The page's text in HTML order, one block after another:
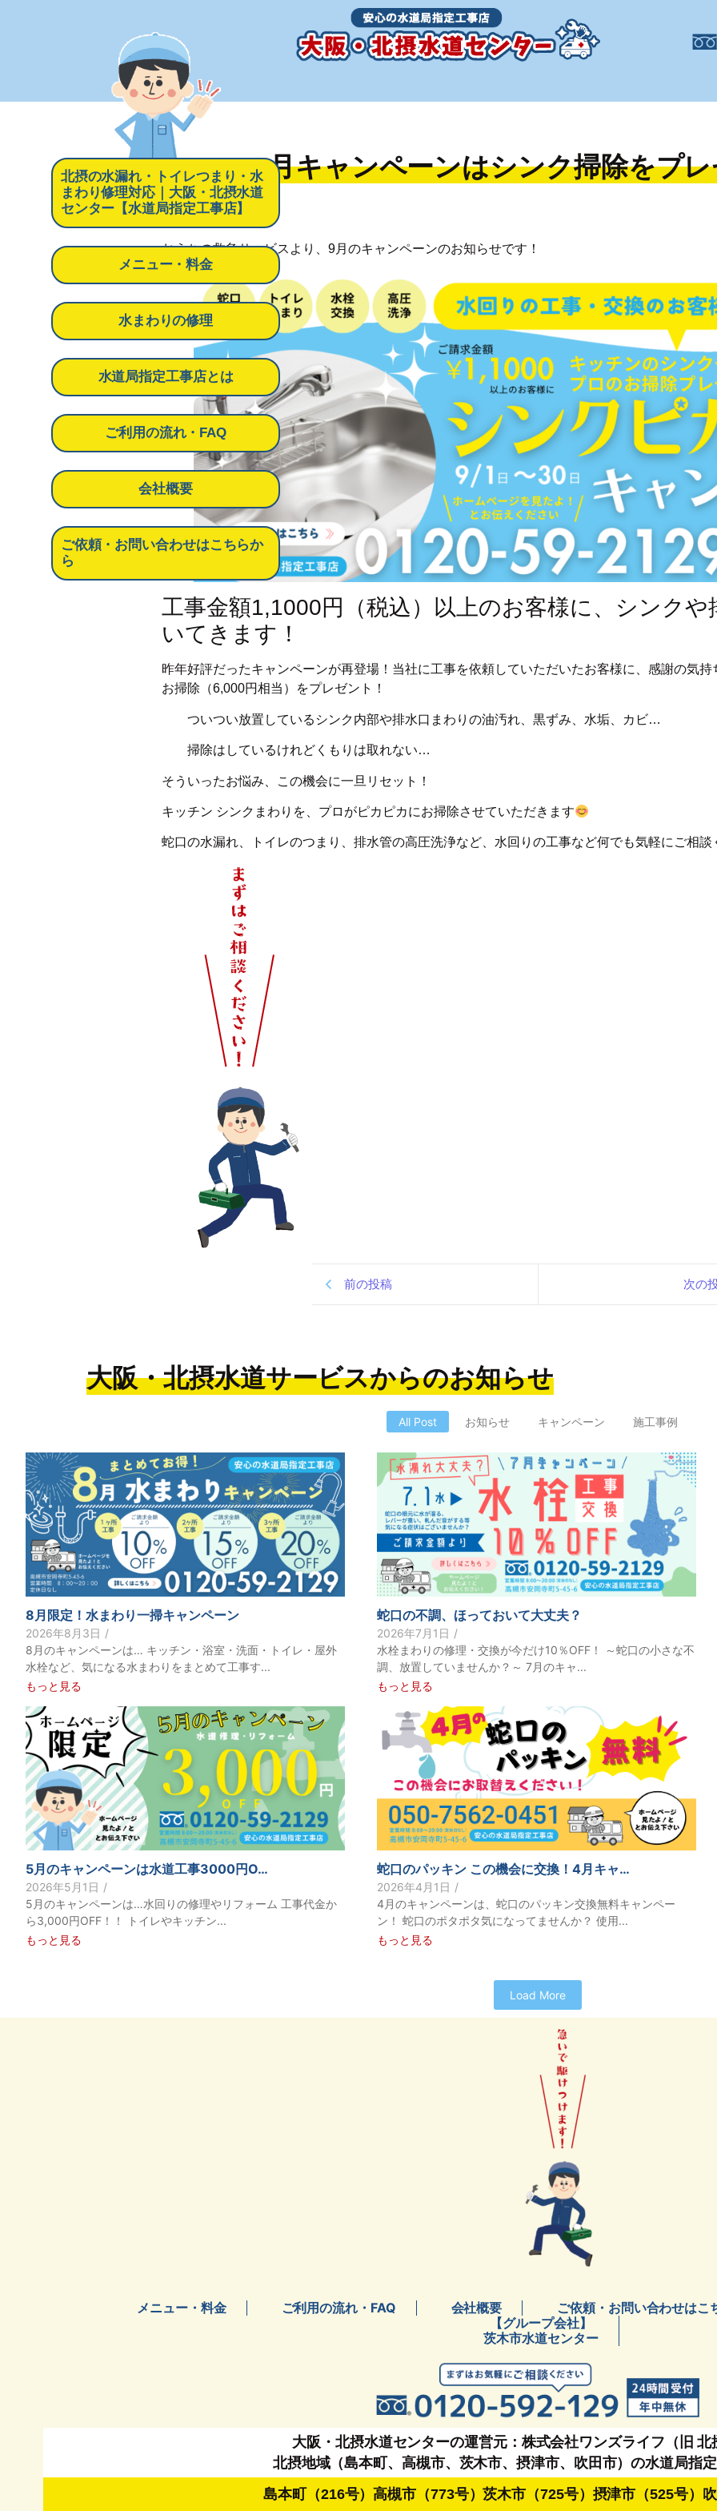
北摂の水漏れ・トイレつまり・水
まわり修理対応｜大阪・北摂水道
センター【水道局指定工事店】
メニュー・料金
水まわりの修理
水道局指定工事店とは
ご利用の流れ・FAQ
会社概要
ご依頼・お問い合わせはこちらか
ら
9月キャンペーンはシンク掃除をプ
おうちの救急サービスより、9月のキャンペーンのお知らせです！
工事金額1,1000円（税込）以上のお客様に、シンク
いてきます！
昨年好評だったキャンペーンが再登場！当社に工事を依頼していただいたお客様に、感謝の気
お掃除（6,000円相当）をプレゼント！
ついつい放置しているシンク内部や排水口まわりの油汚れ、黒ずみ、水垢、カビ…
掃除はしているけれどくもりは取れない…
そういったお悩み、この機会に一旦リセット！
キッチン シンクまわりを、プロがピカピカにお掃除させていただきます
蛇口の水漏れ、トイレのつまり、排水管の高圧洗浄など、水回りの工事など何でも気軽にご相談
前の投稿 次の
大阪・北摂水道サービスからのお知らせ
All Post お知らせ キャンペーン 施工事例
8月限定！水まわり一掃キャンペーン
2026年8月3日 /
8月のキャンペーンは… キッチン・浴室・洗面・トイレ・屋外
水栓など、気になる水まわりをまとめて工事す...
もっと見る
蛇口の不調、ほっておいて大丈夫？
2026年7月1日 /
水栓まわりの修理・交換が今だけ10％OFF！ ～蛇口の小さな不
調、放置していませんか？～ 7月のキャ...
もっと見る
5月のキャンペーンは水道工事3000円O…
2026年5月1日 /
5月のキャンペーンは…水回りの修理やリフォーム 工事代金か
ら3,000円OFF！！ トイレやキッチン...
もっと見る
蛇口のパッキン この機会に交換！4月キャ…
2026年4月1日 /
4月のキャンペーンは、蛇口のパッキン交換無料キャンペー
ン！ 蛇口のポタポタ気になってませんか？ 使用...
もっと見る
Load More
メニュー・料金 ご利用の流れ・FAQ 会社概要
ご依頼・お問い合わせはこ
【グループ会社】
茨木市水道センター
大阪・北摂水道センターの運営元：株式会社ワンズライフ（旧 北
北摂地域（島本町、高槻市、茨木市、摂津市、吹田市）の水道局指
島本町（216号）高槻市（773号）茨木市（725号）摂津市（525号）